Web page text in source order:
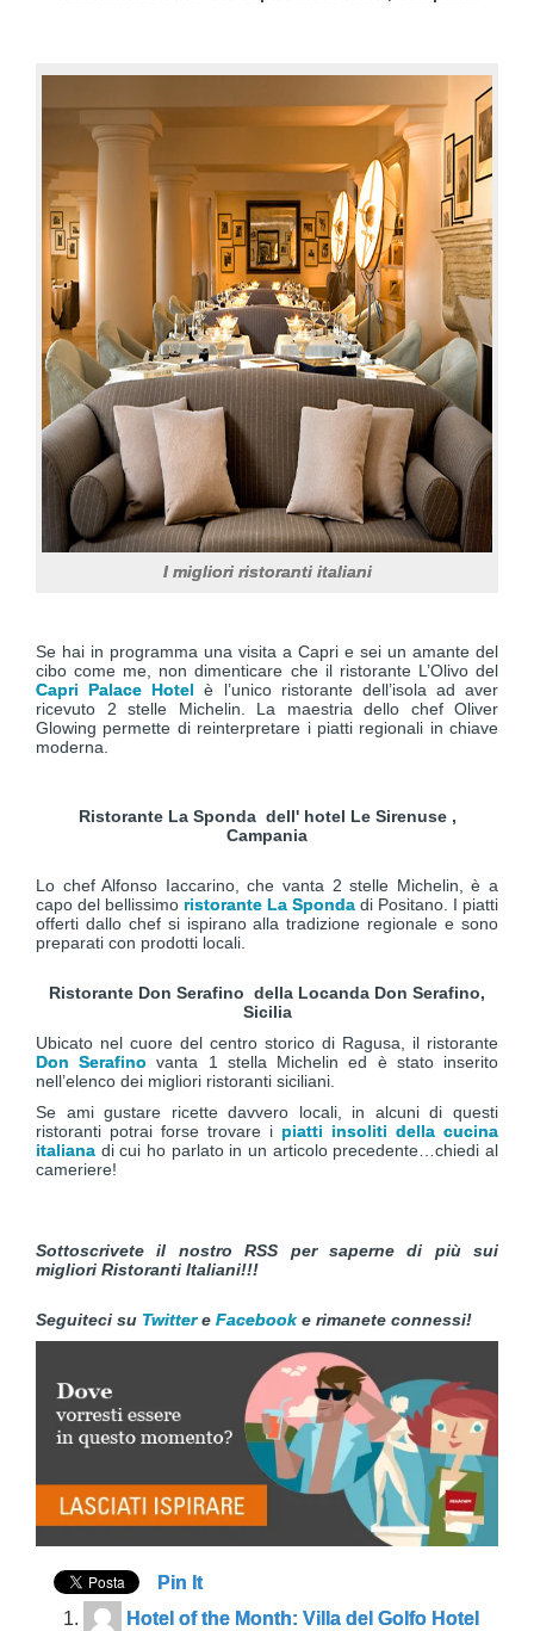
I migliori ristoranti italiani
Se hai in programma una visita a Capri e sei un amante del
cibo come me, non dimenticare che il ristorante L’Olivo del
Capri Palace Hotel è l’unico ristorante dell’isola ad aver
ricevuto 2 stelle Michelin. La maestria dello chef Oliver
Glowing permette di reinterpretare i piatti regionali in chiave
moderna.
Ristorante La Sponda dell' hotel Le Sirenuse ,
Campania
Lo chef Alfonso Iaccarino, che vanta 2 stelle Michelin, è a
capo del bellissimo ristorante La Sponda di Positano. I piatti
offerti dallo chef si ispirano alla tradizione regionale e sono
preparati con prodotti locali.
Ristorante Don Serafino della Locanda Don Serafino,
Sicilia
Ubicato nel cuore del centro storico di Ragusa, il ristorante
Don Serafino vanta 1 stella Michelin ed è stato inserito
nell’elenco dei migliori ristoranti siciliani.
Se ami gustare ricette davvero locali, in alcuni di questi
ristoranti potrai forse trovare i piatti insoliti della cucina
italiana di cui ho parlato in un articolo precedente…chiedi al
cameriere!
Sottoscrivete il nostro RSS per saperne di più sui
migliori Ristoranti Italiani!!!
Seguiteci su Twittere Facebooke rimanete connessi!
Pin It
Hotel of the Month: Villa del Golfo Hotel